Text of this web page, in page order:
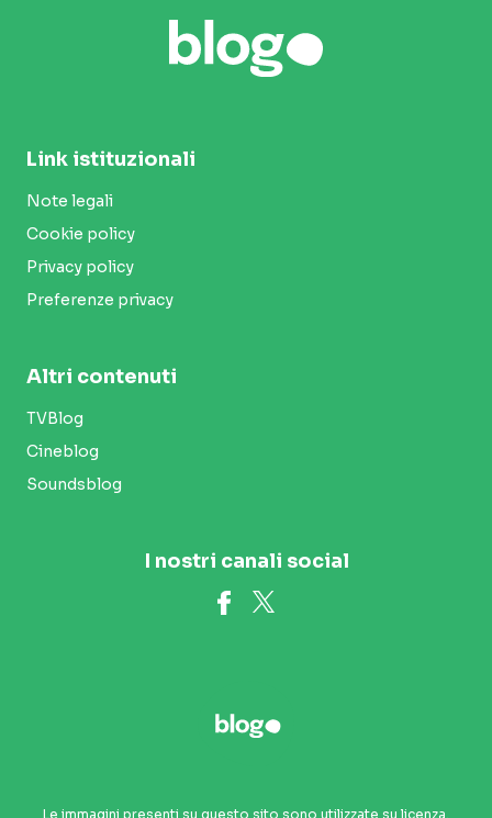
Link istituzionali
Note legali
Cookie policy
Privacy policy
Preferenze privacy
Altri contenuti
TVBlog
Cineblog
Soundsblog
I nostri canali social
Le immagini presenti su questo sito sono utilizzate su licenza.